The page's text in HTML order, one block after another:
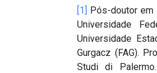
[1] Pós-doutor em
Universidade
Universidade
Gurgacz (FAG).
Studi di